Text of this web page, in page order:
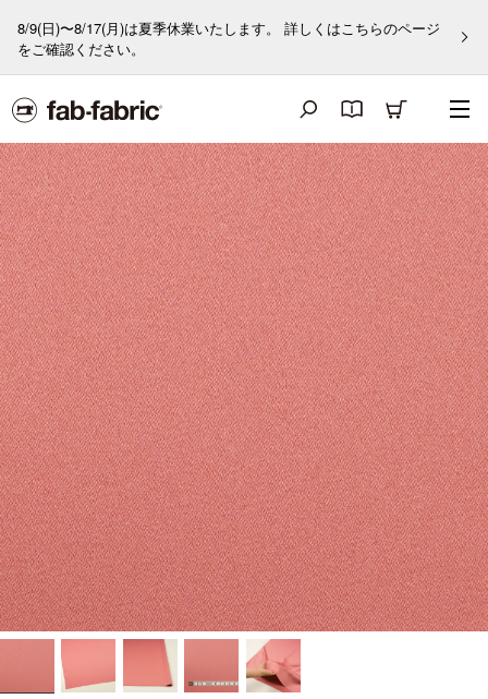
8/9(日)〜8/17(月)は夏季休業いたします。 詳しくはこちらのページ
をご確認ください。